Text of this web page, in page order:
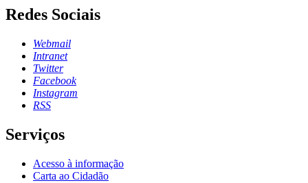
Redes Sociais
Webmail
Intranet
Twitter
Facebook
Instagram
RSS
Serviços
Acesso à informação
Carta ao Cidadão